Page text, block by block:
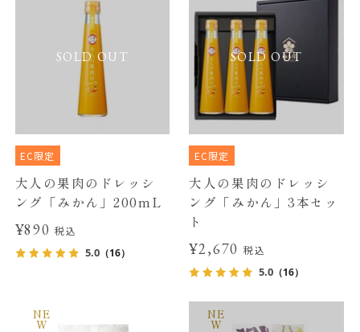
SOLD OUT
EC限定
大人の果肉のドレッシ
ング「みかん」200mL
¥890税込
5.0（16）
SOLD OUT
EC限定
大人の果肉のドレッシ
ング「みかん」3本セッ
ト
¥2,670 税込
5.0 （16）
NE
W
NE
W